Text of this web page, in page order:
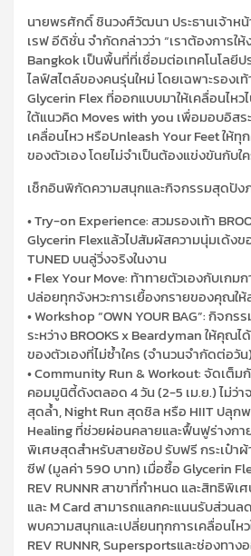
นายพรศักดิ์ ชินวงศ์วัฒนา ประธานเจ้าห
เรฟ อีดิชั่น จำกัดกล่าวว่า“เราต้องการให้
Bangkokเป็นพื้นที่ที่เชื่อมต่อเทคโนโลยี
ไลฟ์สไตล์ของคนรุ่นใหม่ โดยเฉพาะรองเ
Glycerin Flexที่ออกแบบมาให้เคลื่อนไห
ใต้แนวคิด Moves with you เพื่อมอบอิสร
เคลื่อนไหว หรือUnleash Your Feetให้ทุ
ของตัวเอง โดยไม่จำเป็นต้องแข่งขันกับใ
เช็กอินพิกัดความสนุกและกิจกรรมสุดปัง
•Try-on Experience:สวมรองเท้า
Glycerin Flexแล้วไปสัมผัสความนุ่มเด้ง
TUNED บนลู่วิ่งจริงในงาน
•Flex Your Move: ท้าทายตัวเองกับเกม
ปล่อยทุกจังหวะการเยื้องกรายของคุณให้
•Workshop “OWN YOUR BAG”:กิจกร
ระหว่างBROOKS xBeardymanให้คุณไ
ของตัวเองที่ไม่ซ้ำใคร (จำนวนจำกัดต่อวั
•Community Run & Workout:จัดเต็ม
คอมมูนิตี้ดังตลอด4วัน (2-5 เม.ย.) ไม่ว่า
สุดล้ำ, Night Runสุดชิล หรือ HIITปลุก
Healingที่ช่วยผ่อนคลายและฟื้นฟูร่างกา
พิเศษสุดสำหรับสายช้อปรับฟรีกระเป๋า
ซีฟ (มูลค่า590 บาท)เมื่อซื้อGlycerin
REV RUNNRสาขาที่กำหนด และสิทธิพิเ
และM Cardสามารถแลกคะแนนรับส่วนล
พบความสนุกและเปลี่ยนทุกการเคลื่อนไหว
REV RUNNR,Supersportsและช่องทาง